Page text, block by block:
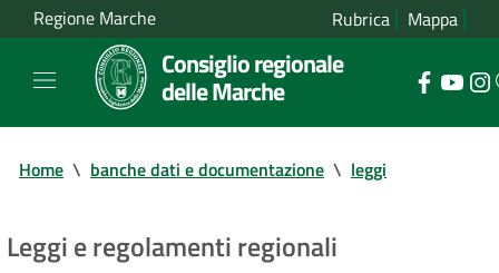
Regione Marche Rubrica Mappa
Consiglio regionale
delle Marche
Home \ banche dati e documentazione \ leggi
Leggi e regolamenti regionali